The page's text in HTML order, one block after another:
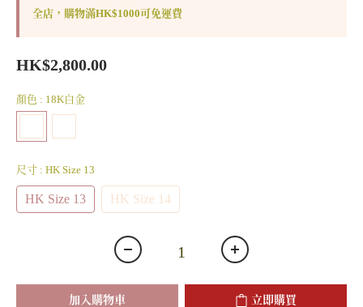
全店，購物滿HK$1000可免運費
HK$2,800.00
顏色 : 18K白金
尺寸 : HK Size 13
HK Size 13 HK Size 14
加入購物車 立即購買